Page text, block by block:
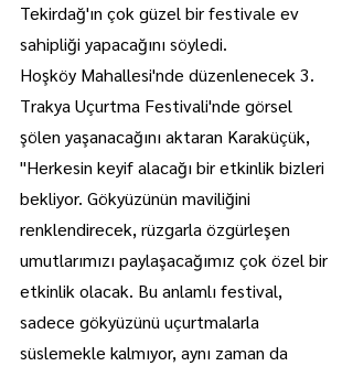
Tekirdağ'ın çok güzel bir festivale ev
sahipliği yapacağını söyledi.
Hoşköy Mahallesi'nde düzenlenecek 3.
Trakya Uçurtma Festivali'nde görsel
şölen yaşanacağını aktaran Karaküçük,
"Herkesin keyif alacağı bir etkinlik bizleri
bekliyor. Gökyüzünün maviliğini
renklendirecek, rüzgarla özgürleşen
umutlarımızı paylaşacağımız çok özel bir
etkinlik olacak. Bu anlamlı festival,
sadece gökyüzünü uçurtmalarla
süslemekle kalmıyor, aynı zaman da